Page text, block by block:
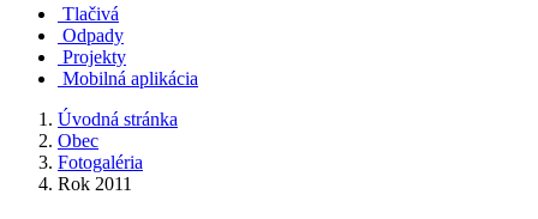
Tlačivá
Odpady
Projekty
Mobilná aplikácia
Úvodná stránka
Obec
Fotogaléria
Rok 2011